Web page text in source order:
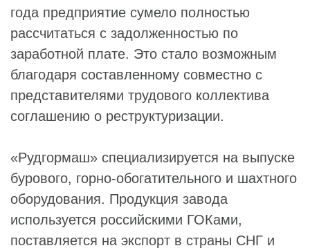
года предприятие сумело полностью
рассчитаться с задолженностью по
заработной плате. Это стало возможным
благодаря составленному совместно с
представителями трудового коллектива
соглашению о реструктуризации.
«Рудгормаш» специализируется на выпуске
бурового, горно-обогатительного и шахтного
оборудования. Продукция завода
используется российскими ГОКами,
поставляется на экспорт в страны СНГ и